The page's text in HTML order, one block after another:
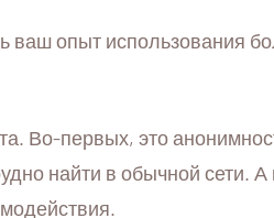
ваш опыт использования
Во-первых, это
найти в обычной сети.